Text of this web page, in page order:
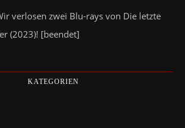
verlosen zwei Blu-rays von Die letzte
(2023)! [beendet]
KATEGORIEN